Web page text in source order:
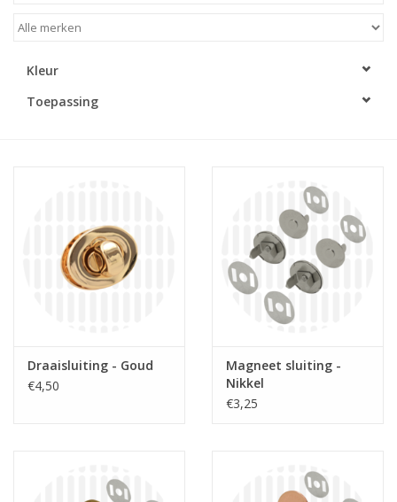
Diy pakketten
Kleur
Toepassing
Draaisluiting - Goud
€4,50
Magneet sluiting -
Nikkel
€3,25